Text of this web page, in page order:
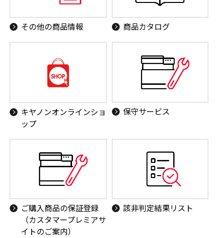
その他の商品情報 商品カタログ
キヤノンオンラインショ
ップ
保守サービス
ご購入商品の保証登録
（カスタマープレミアサ
イトのご案内）
該非判定結果リスト